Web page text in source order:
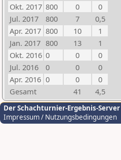
Okt. 2017 800 0
0
Jul. 2017
800 7
0,5
Apr. 2017 800 10
1
Jan. 2017 800 13
1
Okt. 2016 0 0
0
Jul. 2016
0 0
0
Apr. 2016 0 0
0
Gesamt
41 4,5
Der Schachturnier-Ergebnis-Server
Impressum / Nutzungsbedingungen